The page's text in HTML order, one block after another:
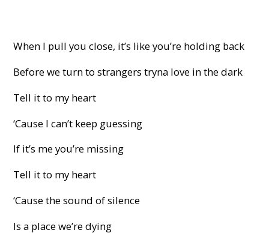
When I pull you close, it’s like you’re holding back
Before we turn to strangers tryna love in the dark
Tell it to my heart
‘Cause I can’t keep guessing
If it’s me you’re missing
Tell it to my heart
‘Cause the sound of silence
Is a place we’re dying